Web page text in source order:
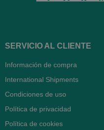
SERVICIO AL CLIENTE
Información de compra
International Shipments
Condiciones de uso
Política de privacidad
Política de cookies